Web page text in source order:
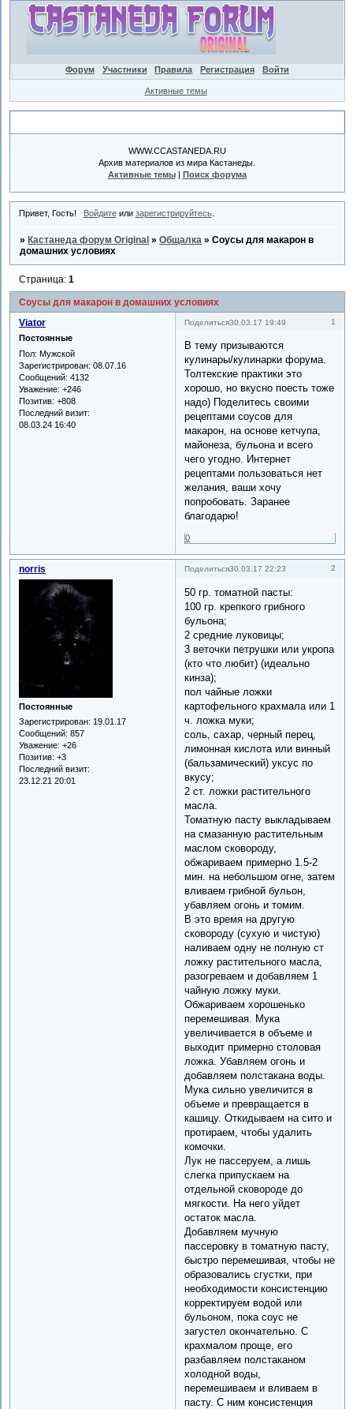
Форум Участники Правила Регистрация Войти
Активные темы
WWW.CCASTANEDA.RU
Архив материалов из мира Кастанеды.
Активные темы| Поиск форума
Привет, Гость! Войдитеили зарегистрируйтесь.
» Кастанеда форум Original »Общалка »Соусы для макарон в
домашних условиях
Соусы для макарон в домашних условиях
Страница:1
Поделиться 1
30.03.17 19:49
Viator
Постоянные
Пол: Мужской
Зарегистрирован: 08.07.16
Сообщений: 4132
Уважение: +246
Позитив: +808
Последний визит:
08.03.24 16:40
В тему призываются
кулинары/кулинарки форума.
Толтекские практики это
хорошо, но вкусно поесть тоже
надо) Поделитесь своими
рецептами соусов для
макарон, на основе кетчупа,
майонеза, бульона и всего
чего угодно. Интернет
рецептами пользоваться нет
желания, ваши хочу
попробовать. Заранее
благодарю!
0
Поделиться 2
30.03.17 22:23
norris
Постоянные
Зарегистрирован: 19.01.17
Сообщений: 857
Уважение: +26
Позитив: +3
Последний визит:
23.12.21 20:01
50 гр. томатной пасты:
100 гр. крепкого грибного
бульона;
2 средние луковицы;
3 веточки петрушки или укропа
(кто что любит) (идеально
кинза);
пол чайные ложки
картофельного крахмала или 1
ч. ложка муки;
соль, сахар, черный перец,
лимонная кислота или винный
(бальзамический) уксус по
вкусу;
2 ст. ложки растительного
масла.
Томатную пасту выкладываем
на смазанную растительным
маслом сковороду,
обжариваем примерно 1.5-2
мин. на небольшом огне, затем
вливаем грибной бульон,
убавляем огонь и томим.
В это время на другую
сковороду (сухую и чистую)
наливаем одну не полную ст
ложку растительного масла,
разогреваем и добавляем 1
чайную ложку муки.
Обжариваем хорошенько
перемешивая. Мука
увеличивается в объеме и
выходит примерно столовая
ложка. Убавляем огонь и
добавляем полстакана воды.
Мука сильно увеличится в
объеме и превращается в
кашицу. Откидываем на сито и
протираем, чтобы удалить
комочки.
Лук не пассеруем, а лишь
слегка припускаем на
отдельной сковороде до
мягкости. На него уйдет
остаток масла.
Добавляем мучную
пассеровку в томатную пасту,
быстро перемешивая, чтобы не
образовались сгустки, при
необходимости консистенцию
корректируем водой или
бульоном, пока соус не
загустел окончательно. С
крахмалом проще, его
разбавляем полстаканом
холодной воды,
перемешиваем и вливаем в
пасту. С ним консистенция